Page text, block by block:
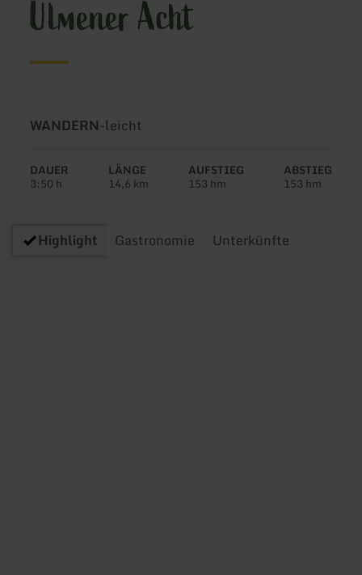
Ulmener Acht
Art
Tour:
WANDERN-Schwierigkeit:
leicht
DAUER
3:50 h
LÄNGE
14,6 km
AUFSTIEG
153 hm
ABSTIEG
153 hm
Highlight Gastronomie Unterkünfte